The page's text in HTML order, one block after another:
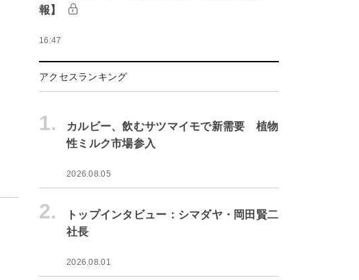
報】
16:47
アクセスランキング
1.
カルビー、飲むサツマイモで新需要 植物
性ミルク市場参入
2026.08.05
2.
トップインタビュー：シマダヤ・岡田賢二
社長
2026.08.01